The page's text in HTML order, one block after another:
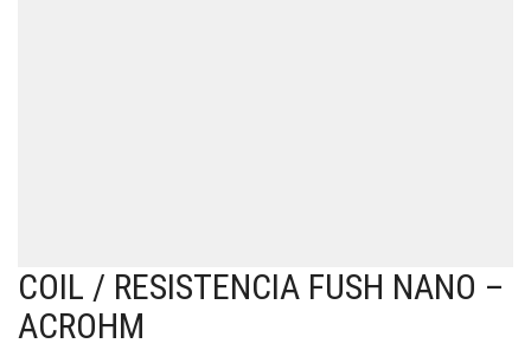
COIL / RESISTENCIA FUSH NANO –
ACROHM